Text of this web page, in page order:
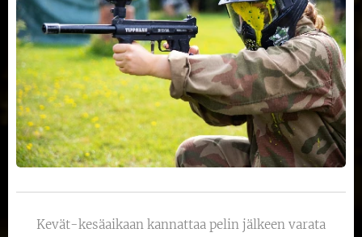
Kevät-kesäaikaan kannattaa pelin jälkeen varata